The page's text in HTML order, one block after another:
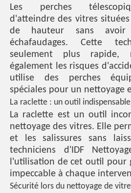
Les perches
d'atteindre des vitres
de hauteur sans
échafaudages. Cette
seulement plus
également les risques
utilise des perches
spéciales pour un nettoyage
La raclette : un outil indispensable
La raclette est un outil
nettoyage des vitres. Elle
et les salissures sans
techniciens d'IDF
l'utilisation de cet outil pour
impeccable à chaque
Sécurité lors du nettoyage de